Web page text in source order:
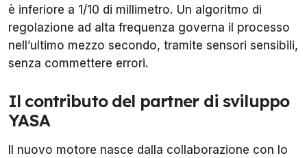
è inferiore a 1/10 di millimetro. Un algoritmo di
regolazione ad alta frequenza governa il processo
nell’ultimo mezzo secondo, tramite sensori sensibili,
senza commettere errori.
Il contributo del partner di sviluppo
YASA
Il nuovo motore nasce dalla collaborazione con lo